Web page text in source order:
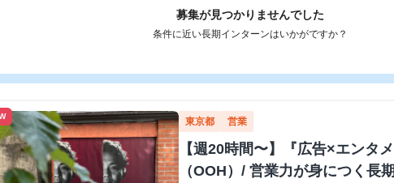
募集が見つかりませんでした
条件に近い長期インターンはいかがですか？
東京都 営業
【週20時間〜】『広告×エンタ
（OOH）/ 営業力が身につく長